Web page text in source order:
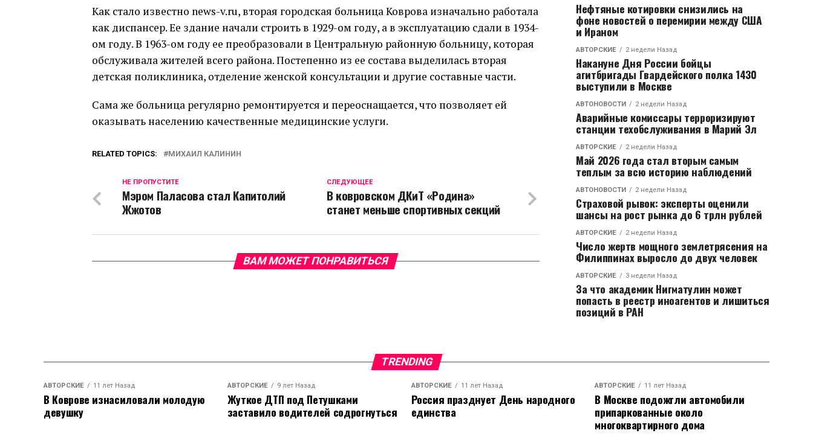
Как стало известно news-v.ru, вторая городская больница Коврова изначально работала
как диспансер. Ее здание начали строить в 1929-ом году, а в эксплуатацию сдали в 1934-
ом году. В 1963-ом году ее преобразовали в Центральную районную больницу, которая
обслуживала жителей всего района. Постепенно из ее состава выделилась вторая
детская поликлиника, отделение женской консультации и другие составные части.
Сама же больница регулярно ремонтируется и переоснащается, что позволяет ей
оказывать населению качественные медицинские услуги.
RELATED TOPICS: МИХАИЛ КАЛИНИН
CЛЕДУЮЩЕЕ
В ковровском ДКиТ «Родина»
станет меньше спортивных секций
НЕ ПРОПУСТИТЕ
Мэром Паласова стал Капитолий
Жжотов
ВАМ МОЖЕТ ПОНРАВИТЬСЯ
Нефтяные котировки снизились на
фоне новостей о перемирии между США
и Ираном
АВТОРСКИЕ 2 недели Назад
Накануне Дня России бойцы
агитбригады Гвардейского полка 1430
выступили в Москве
АВТОНОВОСТИ 2 недели Назад
Аварийные комиссары терроризируют
станции техобслуживания в Марий Эл
АВТОРСКИЕ 2 недели Назад
Май 2026 года стал вторым самым
теплым за всю историю наблюдений
АВТОНОВОСТИ 2 недели Назад
Страховой рывок: эксперты оценили
шансы на рост рынка до 6 трлн рублей
АВТОРСКИЕ 2 недели Назад
Число жертв мощного землетрясения на
Филиппинах выросло до двух человек
АВТОРСКИЕ 3 недели Назад
За что академик Нигматулин может
попасть в реестр иноагентов и лишиться
позиций в РАН
TRENDING
АВТОРСКИЕ 11 лет Назад
В Коврове изнасиловали молодую
девушку
АВТОРСКИЕ 9 лет Назад
Жуткое ДТП под Петушками
заставило водителей содрогнуться
АВТОРСКИЕ 11 лет Назад
Россия празднует День народного
единства
АВТОРСКИЕ 11 лет Назад
В Москве подожгли автомобили
припаркованные около
многоквартирного дома